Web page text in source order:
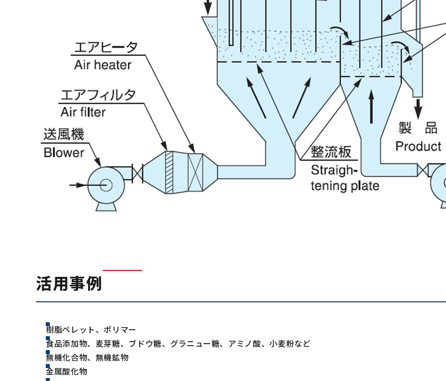
活用事例
樹脂ペレット、ポリマー
食品添加物、麦芽糖、ブドウ糖、グラニュー糖、アミノ酸、小麦粉など
無機化合物、無機鉱物
金属酸化物